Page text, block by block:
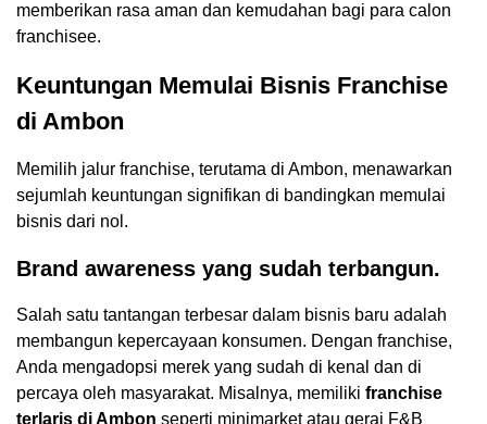
memberikan rasa aman dan kemudahan bagi para calon
franchisee.
Keuntungan Memulai Bisnis Franchise
di Ambon
Memilih jalur franchise, terutama di Ambon, menawarkan
sejumlah keuntungan signifikan di bandingkan memulai
bisnis dari nol.
Brand awareness yang sudah terbangun.
Salah satu tantangan terbesar dalam bisnis baru adalah
membangun kepercayaan konsumen. Dengan franchise,
Anda mengadopsi merek yang sudah di kenal dan di
percaya oleh masyarakat. Misalnya, memiliki franchise
terlaris di Ambon seperti minimarket atau gerai F&B